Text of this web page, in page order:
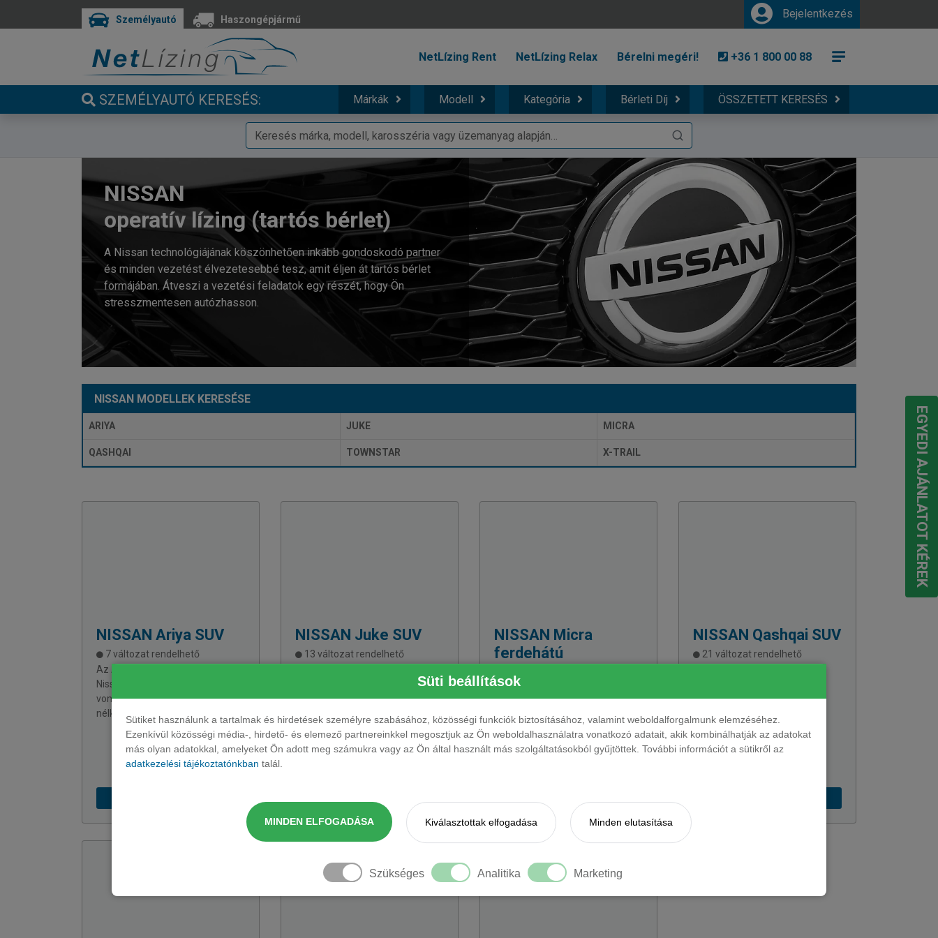
Süti beállítások
Sütiket használunk a tartalmak és hirdetések személyre szabásához, közösségi funkciók biztosításához, valamint weboldalforgalmunk elemzéséhez.
Ezenkívül közösségi média-, hirdető- és elemező partnereinkkel megosztjuk az Ön weboldalhasználatra vonatkozó adatait, akik kombinálhatják az adatokat
más olyan adatokkal, amelyeket Ön adott meg számukra vagy az Ön által használt más szolgáltatásokból gyűjtöttek. További információt a sütikről az
adatkezelési tájékoztatónkban talál.
MINDEN ELFOGADÁSA Kiválasztottak elfogadása Minden elutasítása
Szükséges Analitika Marketing
Személyautó Haszongépjármű Bejelentkezés
NetLízing Rent NetLízing Relax Bérelni megéri! +36 1 800 00 88
SZEMÉLYAUTÓ KERESÉS: Márkák Modell Kategória Bérleti Díj ÖSSZETETT KERESÉS
NISSAN
operatív lízing (tartós bérlet)
A Nissan technológiájának köszönhetően inkább gondoskodó partner
és minden vezetést élvezetesebbé tesz, amit éljen át tartós bérlet
formájában. Átveszi a vezetési feladatok egy részét, hogy Ön
stresszmentesen autózhasson.
NISSAN MODELLEK KERESÉSE
ARIYA JUKE MICRA
QASHQAI TOWNSTAR X-TRAIL
NISSAN Ariya SUV
7 változat rendelhető
Az ARIYA lenyűgöző példája a
Nissan új víziójának. Letisztult
vonalvezetés zavaró részletek
nélkül.
NISSAN Juke SUV
13 változat rendelhető
biztonsági rendszereivel védi Önt,
NISSAN Micra
ferdehátú
Fürge elektromos városi cirkáló
egyedi dizájnnal. Tartós bérletben
ez a kompakt modell a lokális
feladatok legstílusosabb, zöld
megoldása.
NISSAN Qashqai SUV
21 változat rendelhető
amely megbízhatóságával
EGYEDI AJÁNLATOT KÉREK